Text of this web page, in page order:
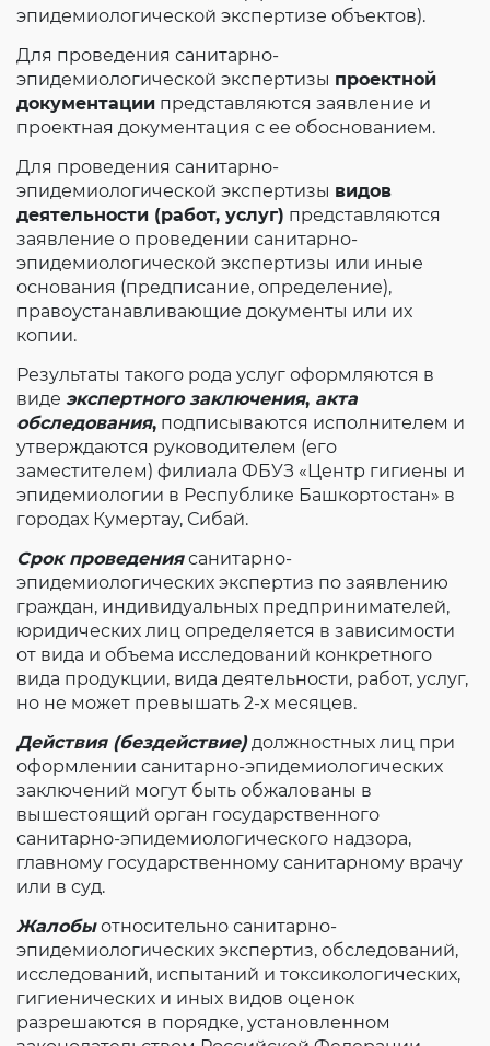
эпидемиологической экспертизе объектов).
Для проведения санитарно-
эпидемиологической экспертизы проектной
документации представляются заявление и
проектная документация с ее обоснованием.
Для проведения санитарно-
эпидемиологической экспертизы видов
деятельности (работ, услуг) представляются
заявление о проведении санитарно-
эпидемиологической экспертизы или иные
основания (предписание, определение),
правоустанавливающие документы или их
копии.
Результаты такого рода услуг оформляются в
виде экспертного заключения, акта
обследования, подписываются исполнителем и
утверждаются руководителем (его
заместителем) филиала ФБУЗ «Центр гигиены и
эпидемиологии в Республике Башкортостан» в
городах Кумертау, Сибай.
Срок проведениясанитарно-
эпидемиологических экспертиз по заявлению
граждан, индивидуальных предпринимателей,
юридических лиц определяется в зависимости
от вида и объема исследований конкретного
вида продукции, вида деятельности, работ, услуг,
но не может превышать 2-х месяцев.
Действия (бездействие)должностных лиц при
оформлении санитарно-эпидемиологических
заключений могут быть обжалованы в
вышестоящий орган государственного
санитарно-эпидемиологического надзора,
главному государственному санитарному врачу
или в суд.
Жалобыотносительно санитарно-
эпидемиологических экспертиз, обследований,
исследований, испытаний и токсикологических,
гигиенических и иных видов оценок
разрешаются в порядке, установленном